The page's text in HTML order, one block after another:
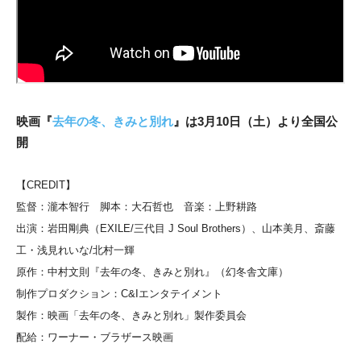
映画『去年の冬、きみと別れ 』は3月10日（土）より全国公
開
【CREDIT】
監督：瀧本智行 脚本：大石哲也 音楽：上野耕路
出演：岩田剛典（EXILE/三代目 J Soul Brothers）、山本美月、斎藤
工・浅見れいな/北村一輝
原作：中村文則『去年の冬、きみと別れ』（幻冬舎文庫）
制作プロダクション：C&Iエンタテイメント
製作：映画「去年の冬、きみと別れ」製作委員会
配給：ワーナー・ブラザース映画